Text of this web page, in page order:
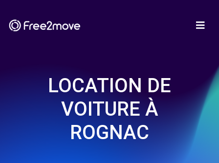
LOCATION DE
VOITURE À
ROGNAC